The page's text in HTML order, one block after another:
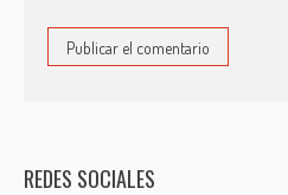
REDES SOCIALES